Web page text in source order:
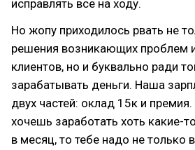
исправлять все на ходу.
Но жопу приходилось рвать не
решения возникающих проблем
клиентов, но и буквально ради
зарабатывать деньги. Наша
двух частей: оклад 15к и
хочешь заработать хоть какие-
в месяц, то тебе надо не только